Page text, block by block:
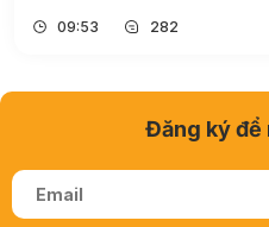
09:53 282
Đăng ký để